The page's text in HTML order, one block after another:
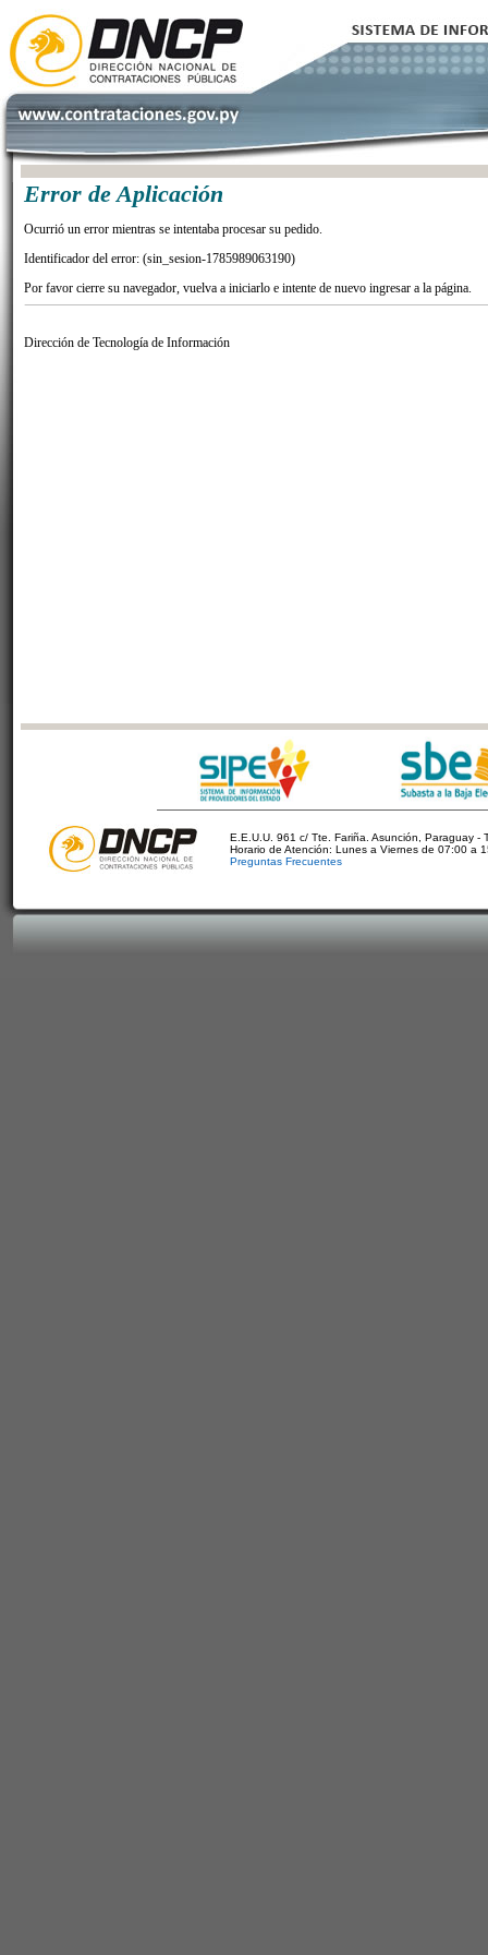
Error de Aplicación
Ocurrió un error mientras se intentaba procesar su pedido.
Identificador del error: (sin_sesion-1785989063190)
Por favor cierre su navegador, vuelva a iniciarlo e intente de nuevo ingresar a la página.
Dirección de Tecnología de Información
E.E.U.U. 961 c/ Tte. Fariña. Asunción, Paraguay -
Horario de Atención: Lunes a Viernes de 07:00 a
Preguntas Frecuentes